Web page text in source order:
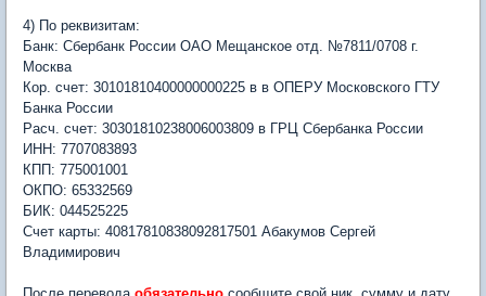
4) По реквизитам:
Банк: Сбербанк России ОАО Мещанское отд. №7811/0708 г.
Москва
Кор. счет: 30101810400000000225 в в ОПЕРУ Московского ГТУ
Банка России
Расч. счет: 30301810238006003809 в ГРЦ Сбербанка России
ИНН: 7707083893
КПП: 775001001
ОКПО: 65332569
БИК: 044525225
Счет карты: 40817810838092817501 Абакумов Сергей
Владимирович